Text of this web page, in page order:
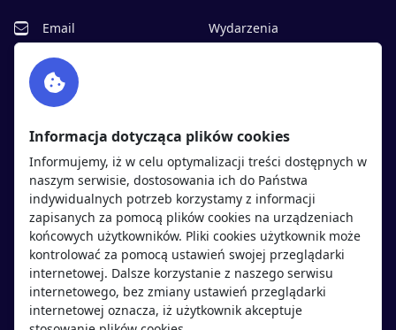
Email
Facebook
Twitter
Wydarzenia
Polityka cookies
Polityka prywatności
Kandydaci
Regulamin kandydata
Oferty pracy
Pracodawcy
Pracodawcy
Regulamin pracodawcy
Dodaj ogłoszenie
Informacja dotycząca plików cookies
Informujemy, iż w celu optymalizacji treści dostępnych w
naszym serwisie, dostosowania ich do Państwa
indywidualnych potrzeb korzystamy z informacji
zapisanych za pomocą plików cookies na urządzeniach
końcowych użytkowników. Pliki cookies użytkownik może
kontrolować za pomocą ustawień swojej przeglądarki
internetowej. Dalsze korzystanie z naszego serwisu
internetowego, bez zmiany ustawień przeglądarki
internetowej oznacza, iż użytkownik akceptuje